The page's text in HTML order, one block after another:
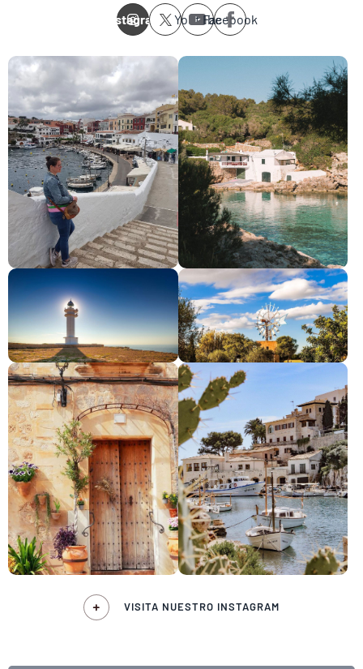
Instagram YoutubeFacebook
VISITA NUESTRO INSTAGRAM